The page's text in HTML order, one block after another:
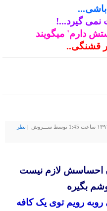
گیرد...!
دارم' میگویند
قشنگی..
نظر
احساسش لازم نیست
بگیره
رویم توی یک کافه